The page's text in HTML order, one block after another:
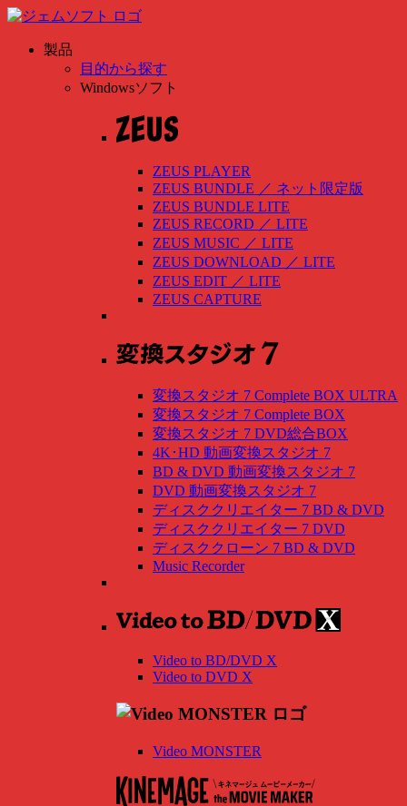
製品
目的から探す
Windowsソフト
ZEUS PLAYER
ZEUS BUNDLE ／ ネット限定版
ZEUS BUNDLE LITE
ZEUS RECORD ／ LITE
ZEUS MUSIC ／ LITE
ZEUS DOWNLOAD ／ LITE
ZEUS EDIT ／ LITE
ZEUS CAPTURE
変換スタジオ 7 Complete BOX ULTRA
変換スタジオ 7 Complete BOX
変換スタジオ 7 DVD総合BOX
4K･HD 動画変換スタジオ 7
BD & DVD 動画変換スタジオ 7
DVD 動画変換スタジオ 7
ディスククリエイター 7 BD & DVD
ディスククリエイター 7 DVD
ディスククローン 7 BD & DVD
Music Recorder
Video to BD/DVD X
Video to DVD X
Video MONSTER